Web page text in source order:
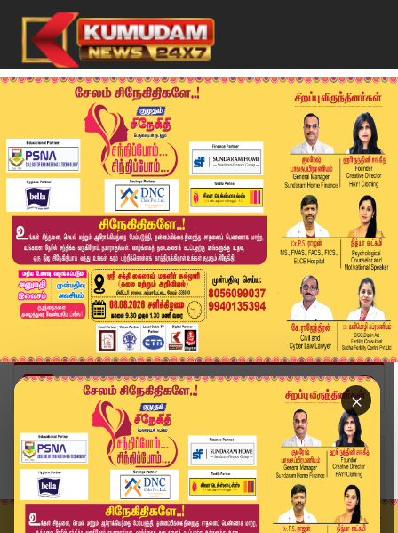
×
Home
அரசியல்
உட்கட்சி அதிருப்தியா? CPI மூத்த தலைவர் சி.மகேந்...